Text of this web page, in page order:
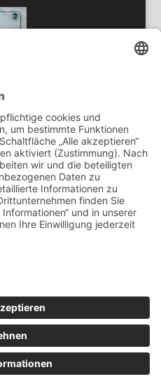
Datenschutz
Sitemap
EN
≡Webdesign & SEO